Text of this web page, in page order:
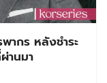
ากร หลังชำระ
านมา